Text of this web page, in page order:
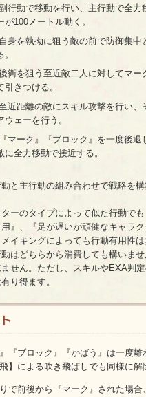
行動で移動を行い、主行動で全力
が100メートル動く。
身を執拗に狙う敵の前で防御集中
衛を狙う至近敵二人に対してマー
引きつける。
近距離の敵にスキル攻撃を行い、
ウェーを行う。
マーク』『ブロック』を一度後退
に全力移動で接近する。
主行動の組み合わせで戦略を構
ーのタイプによって似た行動で
』、『足が遅いが頑健なキャラ
イキングによっても行動有用性は
はどちらから消費しても構いま
せん。ただし、スキルやEXA判
り得ます。
』『ブロック』『かばう』は一度離
】による吹き飛ばしでも同様に解
で前後から『マーク』された場合